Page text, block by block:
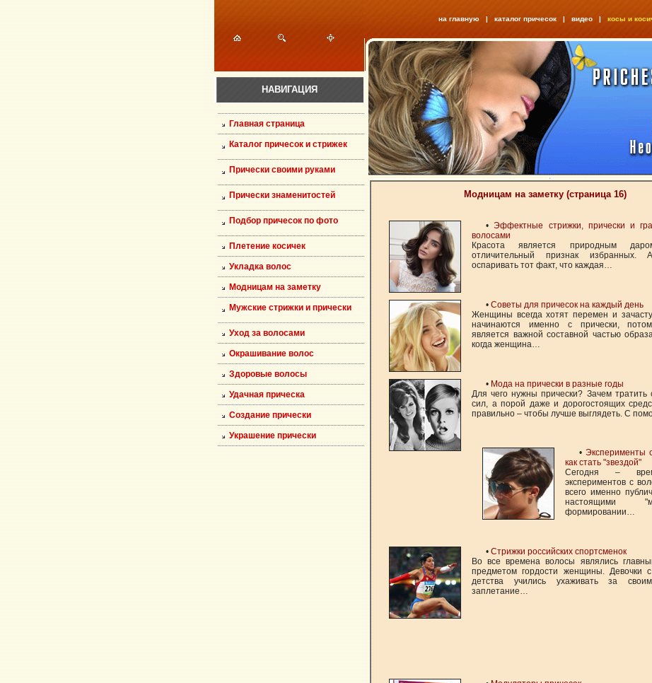
НАВИГАЦИЯ
Главная страница
Каталог причесок и стрижек
Прически своими руками
Прически знаменитостей
Подбор причесок по фото
Плетение косичек
Укладка волос
Модницам на заметку
Мужские стрижки и прически
Уход за волосами
Окрашивание волос
Здоровые волосы
Удачная прическа
Создание прически
Украшение прически
на главную | каталог причесок| видео| косы и
Модницам на заметку (страница 16)
•Эффектные стрижки, прически и
волосами
Красота является природным
отличительный признак
оспаривать тот факт, что каждая…
• Советы для причесок на каждый день
Женщины всегда хотят перемен и
начинаются именно с прически,
является важной составной частью
когда женщина…
• Мода на прически в разные годы
Для чего нужны прически? Зачем тратить
сил, а порой даже и дорогостоящих
правильно – чтобы лучше выглядеть. С
• Эксперименты
как стать "звездой"
Сегодня –
экспериментов с
всего именно
настоящими
формировании…
• Стрижки российских спортсменок
Во все времена волосы являлись
предметом гордости женщины. Девочки
детства учились ухаживать за
заплетание…